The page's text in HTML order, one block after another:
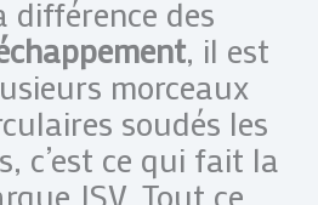
différence des
, il est
morceaux
soudés les
c’est ce qui fait la
JSV. Tout ce